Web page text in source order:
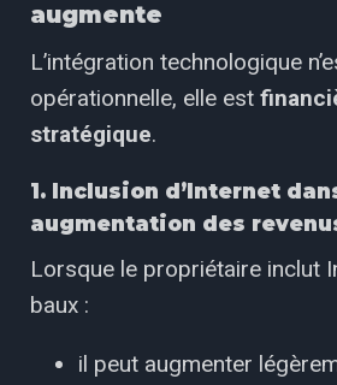
augmente
L’intégration technologique
opérationnelle, elle est
stratégique.
1. Inclusion d’Internet
augmentation des
Lorsque le propriétaire inclut
baux :
il peut augmenter